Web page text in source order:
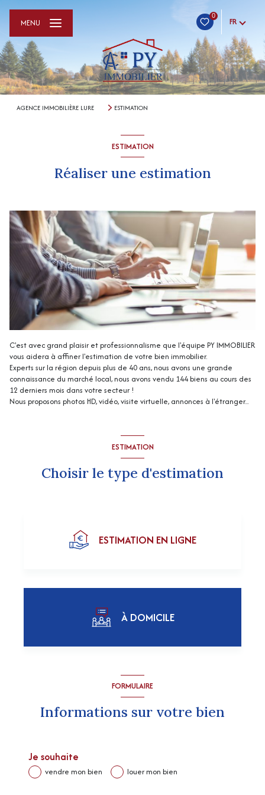
0
FR
MENU
AGENCE IMMOBILIÈRE LURE ESTIMATION
ESTIMATION
Réaliser une estimation
C'est avec grand plaisir et professionnalisme que l'équipe PY IMMOBILIER
vous aidera à affiner l'estimation de votre bien immobilier.
Experts sur la région depuis plus de 40 ans, nous avons une grande
connaissance du marché local, nous avons vendu 144 biens au cours des
12 derniers mois dans votre secteur !
Nous proposons photos HD, vidéo, visite virtuelle, annonces à l'étranger...
ESTIMATION
Choisir le type d'estimation
ESTIMATION EN LIGNE
À DOMICILE
J'obtiens une estimation en 4 étapes
Je sélectionne le type de bien
FORMULAIRE
Informations sur votre bien
Je souhaite
vendre mon bien louer mon bien